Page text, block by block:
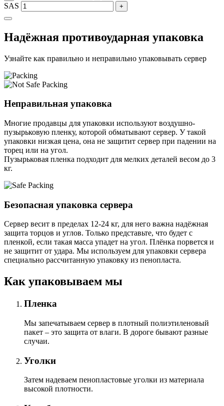
SAS
+
Надёжная противоударная упаковка
Узнайте как правильно и неправильно упаковывать сервер
Неправильная упаковка
Многие продавцы для упаковки используют воздушно-
пузырьковую пленку, которой обматывают сервер. У такой
упаковки низкая цена, она не защитит сервер при падении на
торец или на угол.
Пузырьковая пленка подходит для мелких деталей весом до 3
кг.
Безопасная упаковка сервера
Сервер весит в пределах 12-24 кг, для него важна надёжная
защита торцов и углов. Только представьте, что будет с
пленкой, если такая масса упадет на угол. Плёнка порвется и
не защитит от удара. Мы используем для упаковки сервера
специально расcчитанную упаковку из пенопласта.
Как упаковываем мы
Пленка
Мы запечатываем сервер в плотный полиэтиленовый
пакет – это защита от влаги. В дороге бывают разные
случаи.
Уголки
Затем надеваем пенопластовые уголки из материала
высокой плотности.